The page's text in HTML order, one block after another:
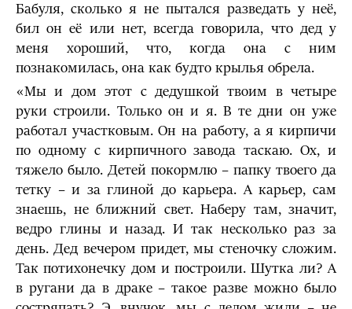
Бабуля, сколько я не пытался разведать у неё,
бил он её или нет, всегда говорила, что дед у
меня хороший, что, когда она с ним
познакомилась, она как будто крылья обрела.
«Мы и дом этот с дедушкой твоим в четыре
руки строили. Только он и я. В те дни он уже
работал участковым. Он на работу, а я кирпичи
по одному с кирпичного завода таскаю. Ох, и
тяжело было. Детей покормлю – папку твоего да
тетку – и за глиной до карьера. А карьер, сам
знаешь, не ближний свет. Наберу там, значит,
ведро глины и назад. И так несколько раз за
день. Дед вечером придет, мы стеночку сложим.
Так потихонечку дом и построили. Шутка ли? А
в ругани да в драке – такое разве можно было